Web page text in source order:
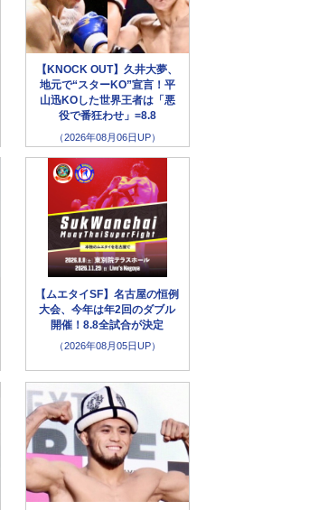
【KNOCK OUT】久井大夢、
地元で“スターKO”宣言！平
山迅KOした世界王者は「悪
役で番狂わせ」=8.8
（2026年08月06日UP）
【ムエタイSF】名古屋の恒例
大会、今年は年2回のダブル
開催！8.8全試合が決定
（2026年08月05日UP）